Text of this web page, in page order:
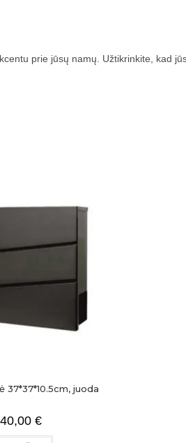
prie jūsų namų. Užtikrinkite, kad
37*37*10.5cm, juoda
40,00 €